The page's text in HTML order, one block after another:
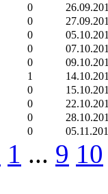
0
0
0
0
0
1
0
0
0
0
1 ... 9 10